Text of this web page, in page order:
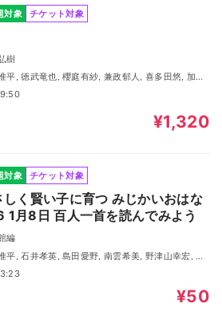
対象 チケット対象
樹
晃二, 岩崎了
¥1,320
対象 チケット対象
しく賢い子に育つ みじかいおはな
1月8日 百人一首を読んでみよう
編
, 山谷祥生, 神森徹也（歌・演奏）
¥50